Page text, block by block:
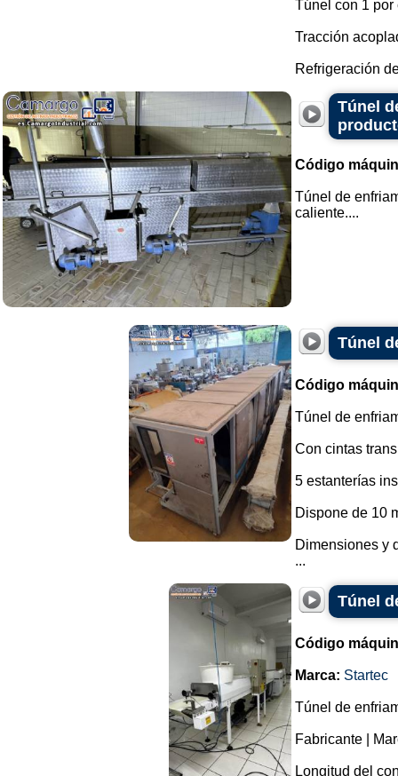
Túnel con 1 por
Tracción
Refrigeración
Túnel
Código
Túnel de
caliente....
Túnel
Código
Túnel de
Con cintas
5 estanterías
Dispone de 10
Dimensiones y
...
Túnel
Código
Marca: Startec
Túnel de
Fabricante |
Longitud del